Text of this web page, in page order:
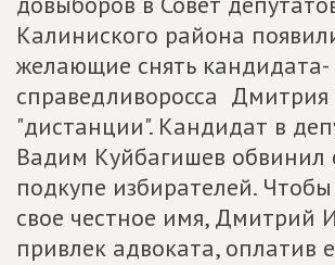
Калиниского района
желающие снять кандидата-
справедливоросса Дмитрия
"дистанции". Кандидат в
Вадим Куйбагишев обвинил
подкупе избирателей.
свое честное имя, Дмитрий
привлек адвоката, оплатив